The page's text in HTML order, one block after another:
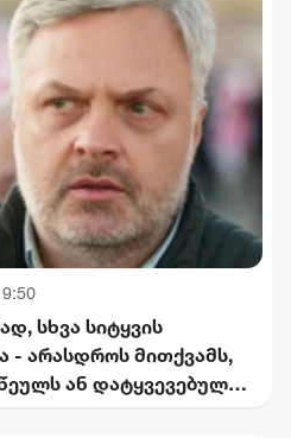
სხვა სიტყვის
- არასდროს მითქვამს,
ან დატყვევებულს